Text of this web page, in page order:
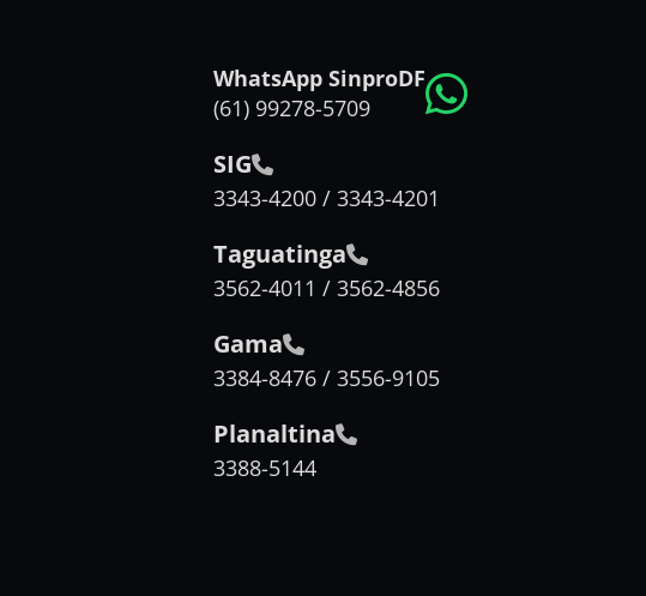
WhatsApp SinproDF
(61) 99278-5709
SIG
3343-4200 / 3343-4201
Taguatinga
3562-4011 / 3562-4856
Gama
3384-8476 / 3556-9105
Planaltina
3388-5144